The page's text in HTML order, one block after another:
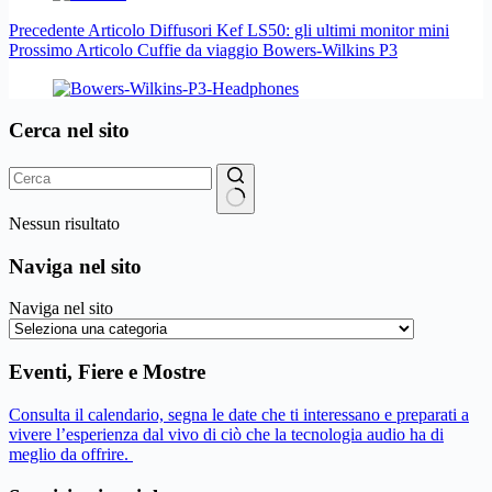
Precedente Articolo Diffusori Kef LS50: gli ultimi monitor mini
Prossimo Articolo Cuffie da viaggio Bowers-Wilkins P3
Cerca nel sito
Nessun risultato
Naviga nel sito
Naviga nel sito
Eventi, Fiere e Mostre
Consulta il calendario, segna le date che ti interessano e preparati a
vivere l’esperienza dal vivo di ciò che la tecnologia audio ha di
meglio da offrire.